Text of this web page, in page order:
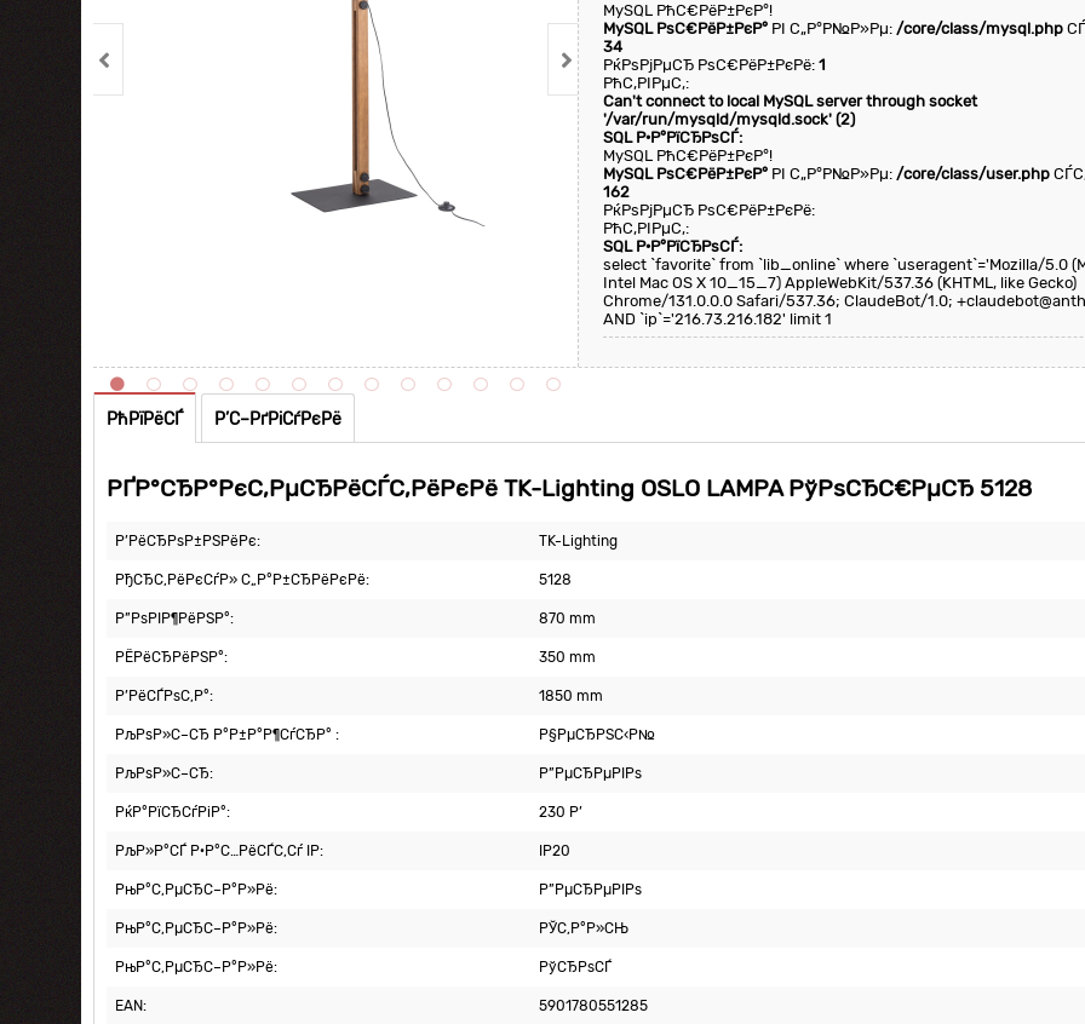
MySQL РћС€РёР±РєР°!
MySQL РѕС€РёР±РєР° РІ С„Р°Р№Р»Рµ:/core/class/mysql.php
34
РќРѕРјРµСЂ РѕС€РёР±РєРё:1
РћС‚РІРµС‚:
Can't connect to local MySQL server through socket
'/var/run/mysqld/mysqld.sock' (2)
SQL Р·Р°РїСЂРѕСЃ:
MySQL РћС€РёР±РєР°!
MySQL РѕС€РёР±РєР° РІ С„Р°Р№Р»Рµ:/core/class/user.php
162
РќРѕРјРµСЂ РѕС€РёР±РєРё:
РћС‚РІРµС‚:
SQL Р·Р°РїСЂРѕСЃ:
select `favorite` from `lib_online` where `useragent`='Mozilla/5.0
Intel Mac OS X 10_15_7) AppleWebKit/537.36 (KHTML, like Gecko)
Chrome/131.0.0.0 Safari/537.36; ClaudeBot/1.0;
AND `ip`='216.73.216.182' limit 1
РћРїРёСЃ Р’С–РґРіСѓРєРё
РҐР°СЂР°РєС‚РµСЂРёСЃС‚РёРєРё TK-Lighting OSLO LAMPA РўРѕСЂС€РµСЂ 5128
Р’РёСЂРѕР±РЅРёРє: TK-Lighting
РђСЂС‚РёРєСѓР» С„Р°Р±СЂРёРєРё: 5128
Р”РѕРІР¶РёРЅР°: 870 mm
РЁРёСЂРёРЅР°: 350 mm
Р’РёСЃРѕС‚Р°: 1850 mm
РљРѕР»С–СЂ Р°Р±Р°Р¶СѓСЂР° : Р§РµСЂРЅС‹Р№
РљРѕР»С–СЂ: Р”РµСЂРµРІРѕ
РќР°РїСЂСѓРіР°: 230 Р’
РљР»Р°СЃ Р·Р°С…РёСЃС‚Сѓ IP: IP20
РњР°С‚РµСЂС–Р°Р»Рё: Р”РµСЂРµРІРѕ
РњР°С‚РµСЂС–Р°Р»Рё: РЎС‚Р°Р»СЊ
РњР°С‚РµСЂС–Р°Р»Рё: РўСЂРѕСЃ
EAN: 5901780551285